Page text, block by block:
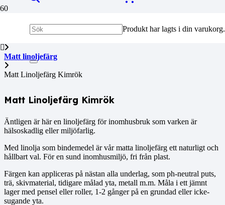
Produkt har lagts i din varukorg.
Matt linoljefärg
Matt Linoljefärg Kimrök
Matt Linoljefärg Kimrök
Äntligen är här en linoljefärg för inomhusbruk som varken är
hälsoskadlig eller miljöfarlig.
Med linolja som bindemedel är vår matta linoljefärg ett naturligt och
hållbart val. För en sund inomhusmiljö, fri från plast.
Färgen kan appliceras på nästan alla underlag, som ph-neutral puts,
trä, skivmaterial, tidigare målad yta, metall m.m. Måla i ett jämnt
lager med pensel eller roller, 1-2 gånger på en grundad eller icke-
sugande yta.